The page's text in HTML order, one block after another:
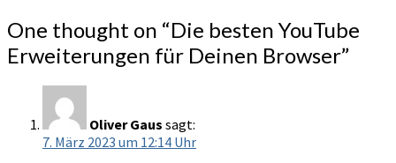
One thought on “Die besten YouTube
Erweiterungen für Deinen Browser”
Oliver Gaus sagt:
7. März 2023 um 12:14 Uhr